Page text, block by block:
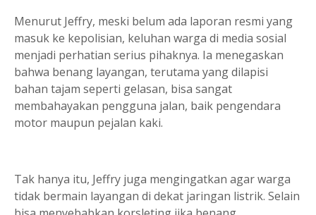
Menurut Jeffry, meski belum ada laporan resmi yang
masuk ke kepolisian, keluhan warga di media sosial
menjadi perhatian serius pihaknya. Ia menegaskan
bahwa benang layangan, terutama yang dilapisi
bahan tajam seperti gelasan, bisa sangat
membahayakan pengguna jalan, baik pengendara
motor maupun pejalan kaki.
Tak hanya itu, Jeffry juga mengingatkan agar warga
tidak bermain layangan di dekat jaringan listrik. Selain